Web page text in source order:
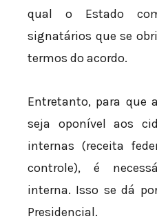
qual o Estado
signatários que se
termos do acordo.
Entretanto, para que
seja oponível aos
internas (receita
controle), é
interna. Isso se dá
Presidencial.